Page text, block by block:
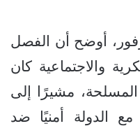
أوضح أن الفصل
والاجتماعية كان
مشيرًا إلى
الدولة أمنيًا ضد